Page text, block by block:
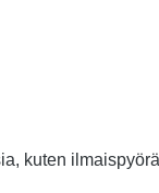
kuten